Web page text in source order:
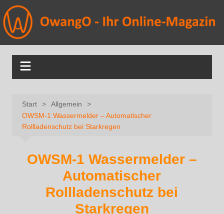
Start
Allgemein
OWSM‑1 Wassermelder – Automatischer
Rollladenschutz bei Starkregen
OWSM‑1 Wassermelder –
Automatischer
Rollladenschutz bei
Starkregen